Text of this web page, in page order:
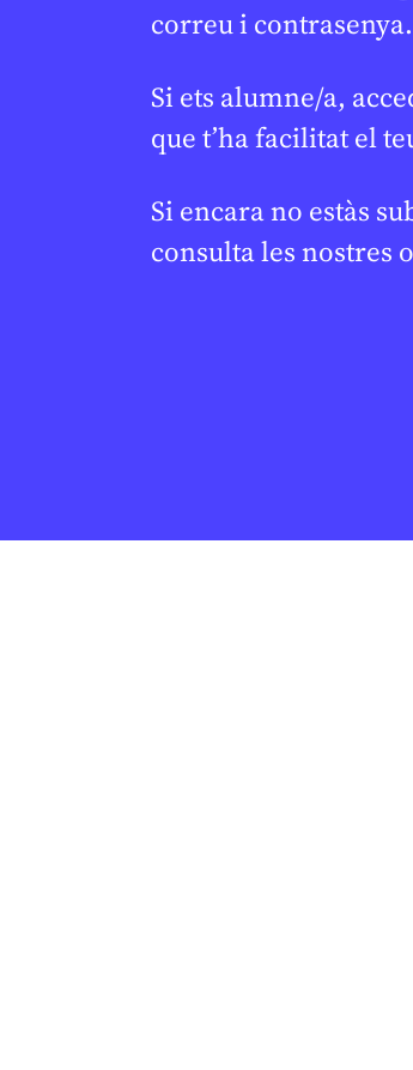
correu i contrasenya.
Si ets alumne/a,
que t’ha facilitat el
Si encara no estàs
consulta les nostres